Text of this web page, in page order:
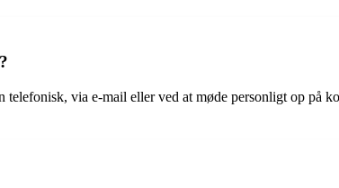
via e-mail eller ved at møde personligt op på